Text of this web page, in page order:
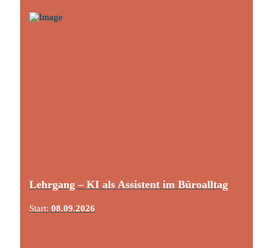
Lehrgang – KI als Assistent im Büroalltag
Start: 08.09.2026